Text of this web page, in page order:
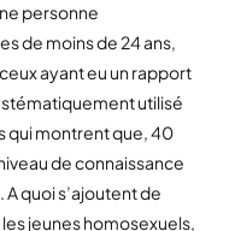
personne
de moins de 24 ans,
ayant eu un rapport
utilisé
qui montrent que, 40
de connaissance
quoi s’ajoutent de
jeunes homosexuels,